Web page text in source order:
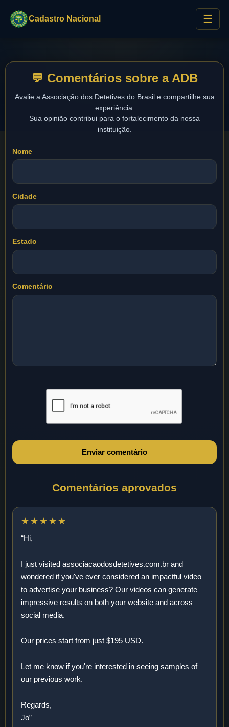
Cadastro Nacional ☰
💬 Comentários sobre a ADB
Avalie a Associação dos Detetives do Brasil e compartilhe sua
experiência.
Sua opinião contribui para o fortalecimento da nossa
instituição.
Nome
Cidade
Estado
Comentário
Enviar comentário
Comentários aprovados
★★★★★
“Hi,
I just visited associacaodosdetetives.com.br and
wondered if you've ever considered an impactful video
to advertise your business? Our videos can generate
impressive results on both your website and across
social media.
Our prices start from just $195 USD.
Let me know if you're interested in seeing samples of
our previous work.
Regards,
Jo”